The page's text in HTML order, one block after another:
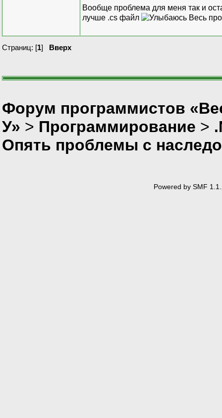
Вообще проблема для меня так и
лучше .cs файл
Весь
Страниц: [1] Вверх
Форум программистов
У» > Программирование >
Опять проблемы с
Powered by SMF